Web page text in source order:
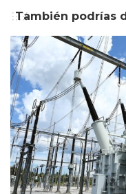
También podrías